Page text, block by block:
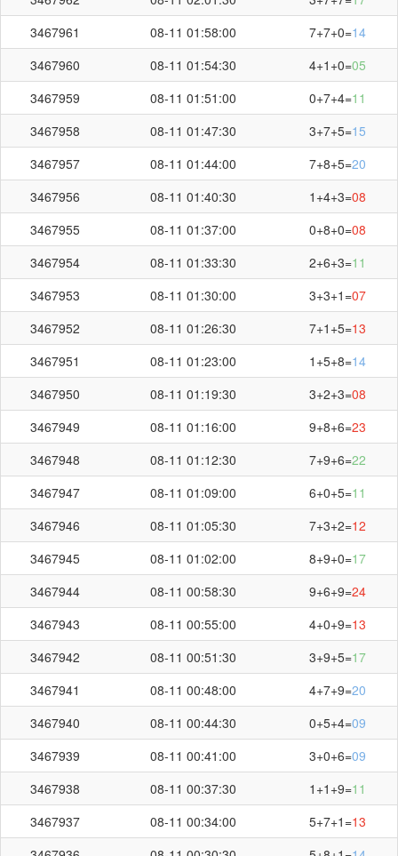
3467961
08-11 01:58:00 7+7+0=14
3467960
08-11 01:54:30 4+1+0=05
3467959
08-11 01:51:00 0+7+4=11
3467958
08-11 01:47:30 3+7+5=15
3467957
08-11 01:44:00 7+8+5=20
3467956
08-11 01:40:30 1+4+3=08
3467955
08-11 01:37:00 0+8+0=08
3467954
08-11 01:33:30 2+6+3=11
3467953
08-11 01:30:00 3+3+1=07
3467952
08-11 01:26:30 7+1+5=13
3467951
08-11 01:23:00 1+5+8=14
3467950
08-11 01:19:30 3+2+3=08
3467949
08-11 01:16:00 9+8+6=23
3467948
08-11 01:12:30 7+9+6=22
3467947
08-11 01:09:00 6+0+5=11
3467946
08-11 01:05:30 7+3+2=12
3467945
08-11 01:02:00 8+9+0=17
3467944
08-11 00:58:30 9+6+9=24
3467943
08-11 00:55:00 4+0+9=13
3467942
08-11 00:51:30 3+9+5=17
3467941
08-11 00:48:00 4+7+9=20
3467940
08-11 00:44:30 0+5+4=09
3467939
08-11 00:41:00 3+0+6=09
3467938
08-11 00:37:30 1+1+9=11
3467937
08-11 00:34:00 5+7+1=13
3 + 1 + 5 =09
截止第3467995期开奖：01:28秒 刷新